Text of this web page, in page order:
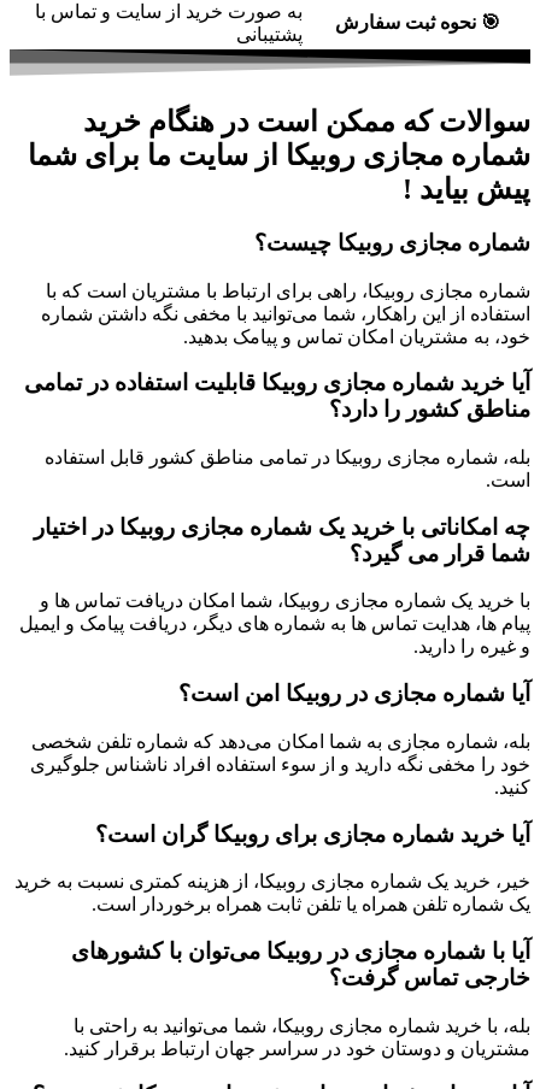
🎯 نحوه ثبت سفارش
به صورت خرید از سایت و تماس با
پشتیبانی
سوالات که ممکن است در هنگام خرید
شماره مجازی روبیکا از سایت ما برای شما
پیش بیاید !
شماره مجازی روبیکا چیست؟
شماره مجازی روبیکا، راهی برای ارتباط با مشتریان است که با
استفاده از این راهکار، شما می‌توانید با مخفی نگه داشتن شماره
خود، به مشتریان امکان تماس و پیامک بدهید.
آیا خرید شماره مجازی روبیکا قابلیت استفاده در تمامی
مناطق کشور را دارد؟
بله، شماره مجازی روبیکا در تمامی مناطق کشور قابل استفاده
است.
چه امکاناتی با خرید یک شماره مجازی روبیکا در اختیار
شما قرار می گیرد؟
با خرید یک شماره مجازی روبیکا، شما امکان دریافت تماس ها و
پیام ها، هدایت تماس ها به شماره های دیگر، دریافت پیامک و ایمیل
و غیره را دارید.
آیا شماره مجازی در روبیکا امن است؟
بله، شماره مجازی به شما امکان می‌دهد که شماره تلفن شخصی
خود را مخفی نگه دارید و از سوء استفاده افراد ناشناس جلوگیری
کنید.
آیا خرید شماره مجازی برای روبیکا گران است؟
خیر، خرید یک شماره مجازی روبیکا، از هزینه کمتری نسبت به خرید
یک شماره تلفن همراه یا تلفن ثابت همراه برخوردار است.
آیا با شماره مجازی در روبیکا می‌توان با کشورهای
خارجی تماس گرفت؟
بله، با خرید شماره مجازی روبیکا، شما می‌توانید به راحتی با
مشتریان و دوستان خود در سراسر جهان ارتباط برقرار کنید.